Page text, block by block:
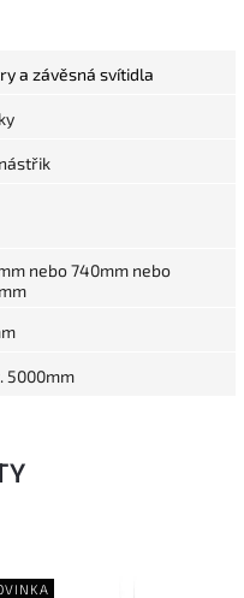
a závěsná svítidla
nebo 740mm nebo
5000mm